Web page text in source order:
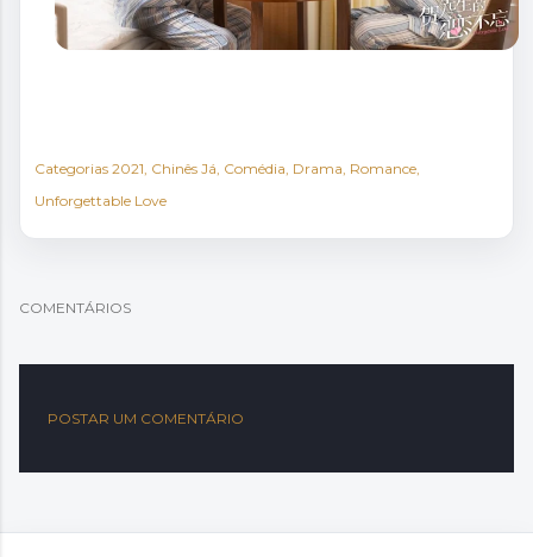
Categorias 2021 Chinês Já Comédia Drama Romance
Unforgettable Love
COMENTÁRIOS
POSTAR UM COMENTÁRIO